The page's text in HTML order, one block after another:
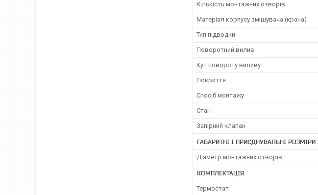
Кількість монтажних отворів
Матеріал корпусу змішувача (крана)
Тип підводки
Поворотний вилив
Кут повороту виливу
Покриття
Спосіб монтажу
Стан
Запірний клапан
ГАБАРИТНІ І ПРИЄДНУВАЛЬНІ РОЗМІРИ
Діаметр монтажних отворів
КОМПЛЕКТАЦІЯ
Термостат